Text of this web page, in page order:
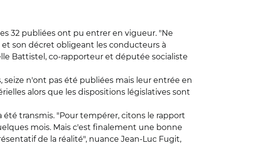
32 publiées ont pu entrer en vigueur. "Ne
son décret obligeant les conducteurs à
Battistel, co-rapporteur et députée socialiste
n'ont pas été publiées mais leur entrée en
alors que les dispositions législatives sont
été transmis. "Pour tempérer, citons le rapport
mois. Mais c'est finalement une bonne
de la réalité", nuance Jean-Luc Fugit,